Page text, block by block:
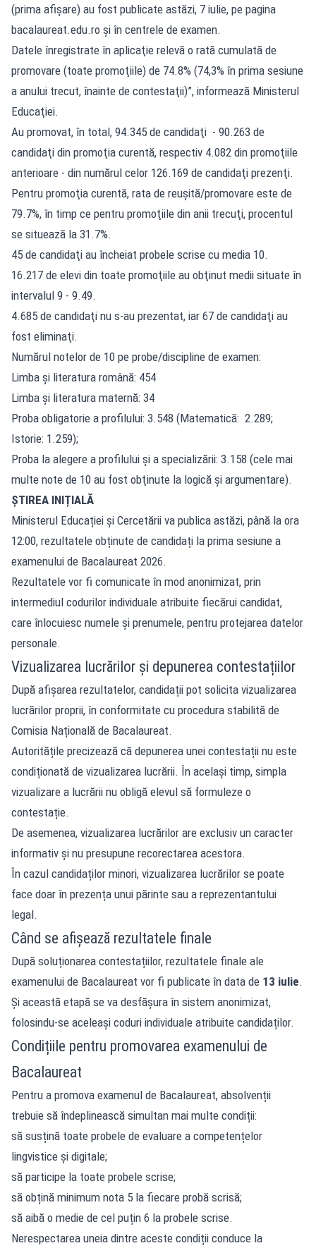
(prima afişare) au fost publicate astăzi, 7 iulie, pe pagina
bacalaureat.edu.ro şi în centrele de examen.
Datele înregistrate în aplicaţie relevă o rată cumulată de
promovare (toate promoţiile) de 74.8% (74,3% în prima sesiune
a anului trecut, înainte de contestaţii)”, informează Ministerul
Educaţiei.
Au promovat, în total, 94.345 de candidaţi - 90.263 de
candidaţi din promoţia curentă, respectiv 4.082 din promoţiile
anterioare - din numărul celor 126.169 de candidaţi prezenţi.
Pentru promoţia curentă, rata de reuşită/promovare este de
79.7%, în timp ce pentru promoţiile din anii trecuţi, procentul
se situează la 31.7%.
45 de candidaţi au încheiat probele scrise cu media 10.
16.217 de elevi din toate promoţiile au obţinut medii situate în
intervalul 9 - 9.49.
4.685 de candidaţi nu s-au prezentat, iar 67 de candidaţi au
fost eliminaţi.
Numărul notelor de 10 pe probe/discipline de examen:
Limba şi literatura română: 454
Limba şi literatura maternă: 34
Proba obligatorie a profilului: 3.548 (Matematică: 2.289;
Istorie: 1.259);
Proba la alegere a profilului şi a specializării: 3.158 (cele mai
multe note de 10 au fost obţinute la logică şi argumentare).
ȘTIREA INIȚIALĂ
Ministerul Educației și Cercetării va publica astăzi, până la ora
12:00, rezultatele obținute de candidați la prima sesiune a
examenului de Bacalaureat 2026.
Rezultatele vor fi comunicate în mod anonimizat, prin
intermediul codurilor individuale atribuite fiecărui candidat,
care înlocuiesc numele și prenumele, pentru protejarea datelor
personale.
Vizualizarea lucrărilor și depunerea contestațiilor
După afișarea rezultatelor, candidații pot solicita vizualizarea
lucrărilor proprii, în conformitate cu procedura stabilită de
Comisia Națională de Bacalaureat.
Autoritățile precizează că depunerea unei contestații nu este
condiționată de vizualizarea lucrării. În același timp, simpla
vizualizare a lucrării nu obligă elevul să formuleze o
contestație.
De asemenea, vizualizarea lucrărilor are exclusiv un caracter
informativ și nu presupune recorectarea acestora.
În cazul candidaților minori, vizualizarea lucrărilor se poate
face doar în prezența unui părinte sau a reprezentantului
legal.
Când se afișează rezultatele finale
După soluționarea contestațiilor, rezultatele finale ale
examenului de Bacalaureat vor fi publicate în data de 13 iulie.
Și această etapă se va desfășura în sistem anonimizat,
folosindu-se aceleași coduri individuale atribuite candidaților.
Condițiile pentru promovarea examenului de
Bacalaureat
Pentru a promova examenul de Bacalaureat, absolvenții
trebuie să îndeplinească simultan mai multe condiții:
să susțină toate probele de evaluare a competențelor
lingvistice și digitale;
să participe la toate probele scrise;
să obțină minimum nota 5 la fiecare probă scrisă;
să aibă o medie de cel puțin 6 la probele scrise.
Nerespectarea uneia dintre aceste condiții conduce la